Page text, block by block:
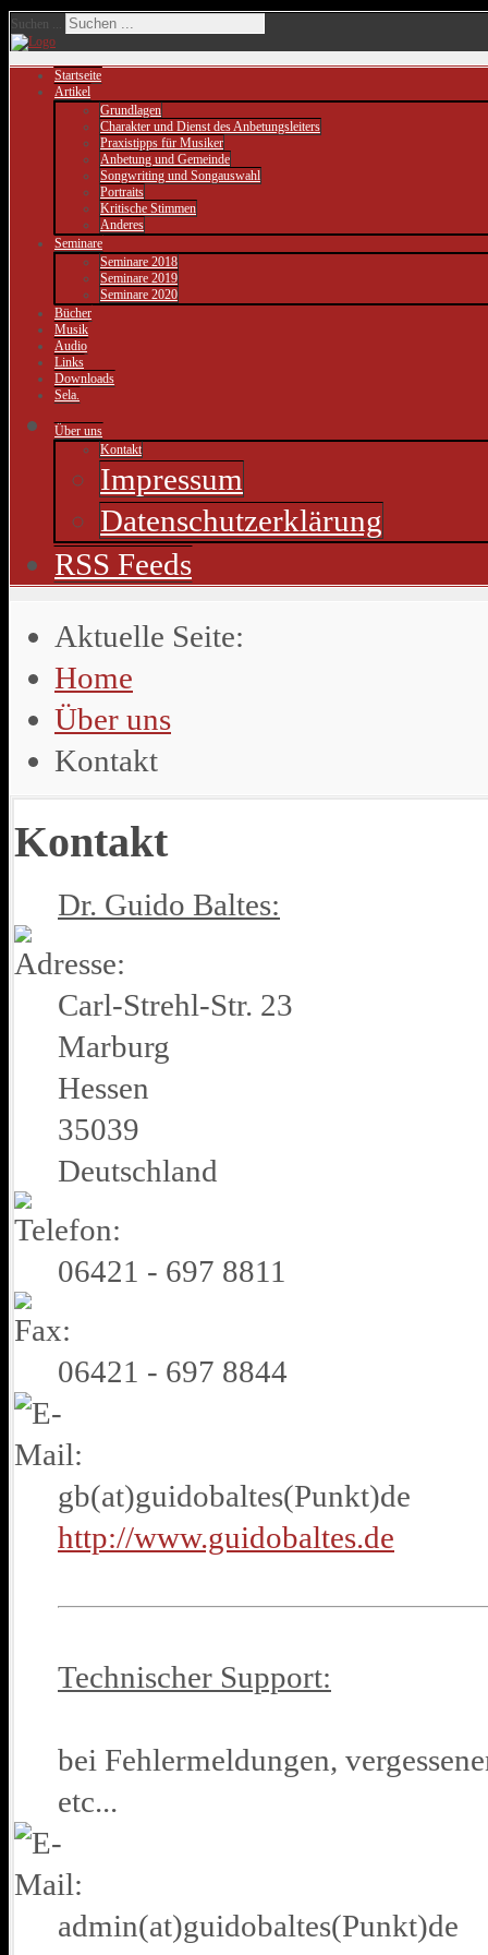
Suchen ...
Startseite
Artikel
Grundlagen
Charakter und Dienst des Anbetungsleiters
Praxistipps für Musiker
Anbetung und Gemeinde
Songwriting und Songauswahl
Portraits
Kritische Stimmen
Anderes
Seminare
Seminare 2018
Seminare 2019
Seminare 2020
Bücher
Musik
Audio
Links
Downloads
Sela.
Über uns
Kontakt
Impressum
Datenschutzerklärung
RSS Feeds
Aktuelle Seite:
Home
Über uns
Kontakt
Kontakt
Dr. Guido Baltes:
Carl-Strehl-Str. 23
Marburg
Hessen
35039
Deutschland
06421 - 697 8811
06421 - 697 8844
gb(at)guidobaltes(Punkt)de
http://www.guidobaltes.de
Technischer Support:
bei Fehlermeldungen,
etc...
admin(at)guidobaltes(Punkt)de